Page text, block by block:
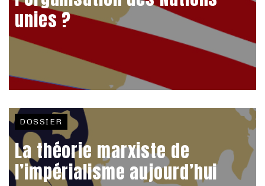
unies ?
DOSSIER
La théorie marxiste de
l’impérialisme aujourd’hui